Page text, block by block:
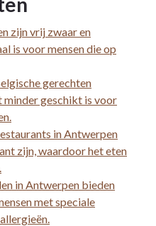
zijn vrij zwaar en
is voor mensen die op
gerechten
minder geschikt is voor
in Antwerpen
zijn, waardoor het eten
in Antwerpen bieden
met speciale